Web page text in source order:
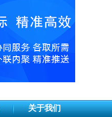
关于我们